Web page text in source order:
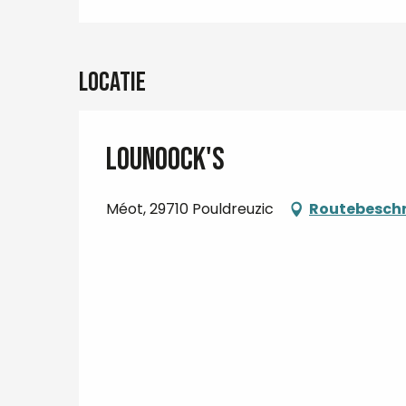
Locatie
Lounoock's
Méot, 29710 Pouldreuzic